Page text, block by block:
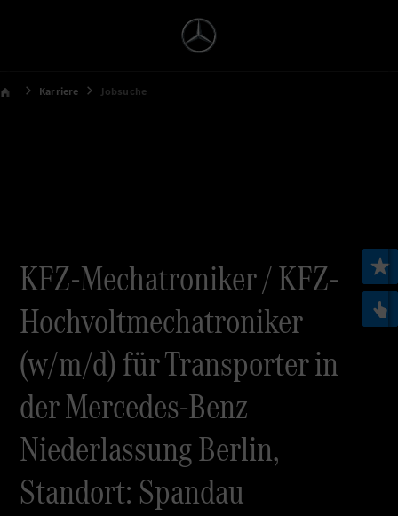
Karriere Jobsuche
KFZ-Mechatroniker / KFZ-
Hochvoltmechatroniker
(w/m/d) für Transporter in
der Mercedes-Benz
Niederlassung Berlin,
Standort: Spandau